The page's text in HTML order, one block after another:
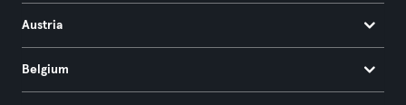
Austria
Belgium